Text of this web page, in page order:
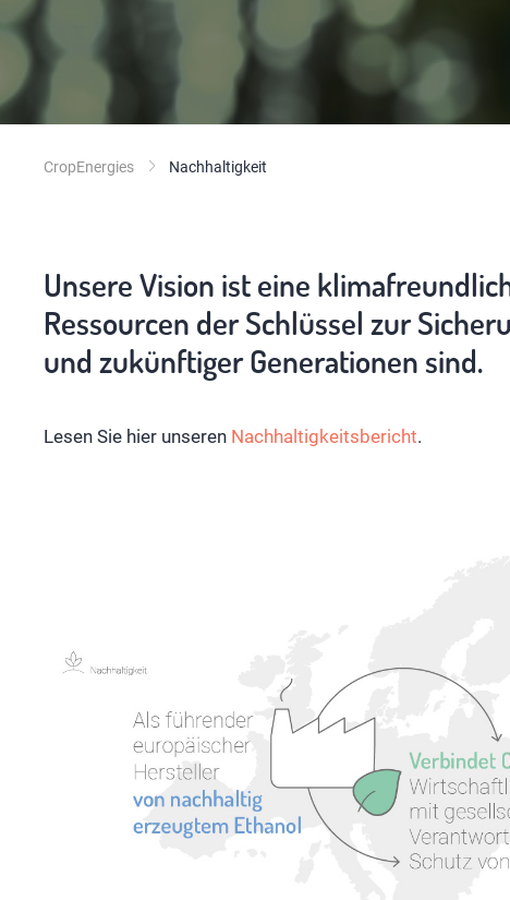
CropEnergies Nachhaltigkeit
Unsere Vision ist eine
Ressourcen der Schlüssel zur
und zukünftiger Generationen sind.
Lesen Sie hier unseren Nachhaltigkeitsbericht.